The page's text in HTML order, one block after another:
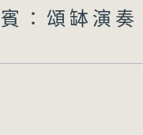
：頌缽演奏